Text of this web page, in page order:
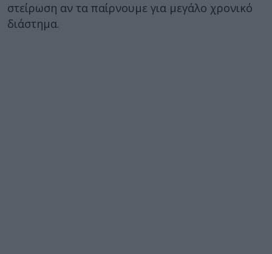
στείρωση αν τα παίρνουμε για μεγάλο χρονικό
διάστημα.